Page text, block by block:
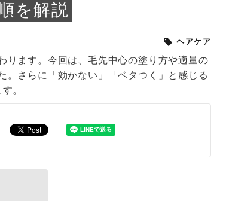
を解説
ヘアケア
ります。今回は、毛先中心の塗り方や適量の
。さらに「効かない」「ベタつく」と感じる
。